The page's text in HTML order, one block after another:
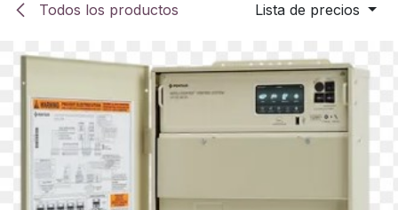
Todos los productos Lista de precios